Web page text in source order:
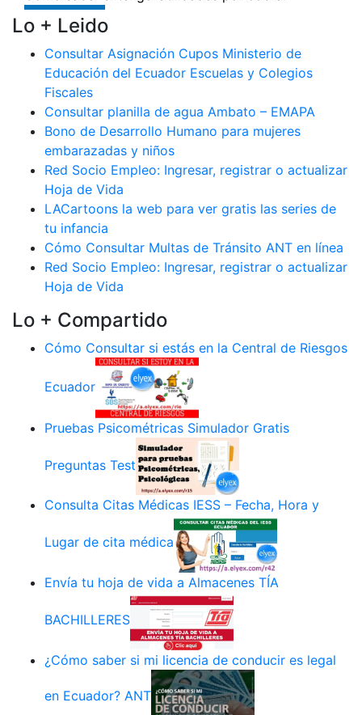
Lo + Leido
Consultar Asignación Cupos Ministerio de
Educación del Ecuador Escuelas y Colegios
Fiscales
Consultar planilla de agua Ambato – EMAPA
Bono de Desarrollo Humano para mujeres
embarazadas y niños
Red Socio Empleo: Ingresar, registrar o actualizar
Hoja de Vida
LACartoons la web para ver gratis las series de
tu infancia
Cómo Consultar Multas de Tránsito ANT en línea
Red Socio Empleo: Ingresar, registrar o actualizar
Hoja de Vida
Lo + Compartido
Cómo Consultar si estás en la Central de Riesgos
Ecuador
Pruebas Psicométricas Simulador Gratis
Preguntas Test
Consulta Citas Médicas IESS – Fecha, Hora y
Lugar de cita médica
Envía tu hoja de vida a Almacenes TÍA
BACHILLERES
¿Cómo saber si mi licencia de conducir es legal
en Ecuador? ANT